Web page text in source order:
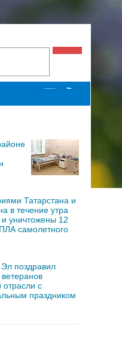
Татарстана и
в течение утра
уничтожены 12
самолетного
поздравил
отрасли с
праздником